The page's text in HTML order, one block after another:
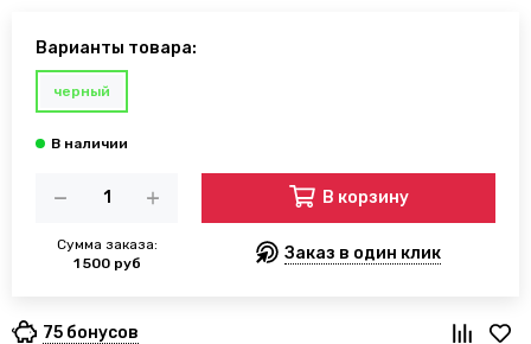
Варианты товара:
черный
Сумма заказа:
1 500 руб
В корзину
Заказ в один клик
75 бонусов